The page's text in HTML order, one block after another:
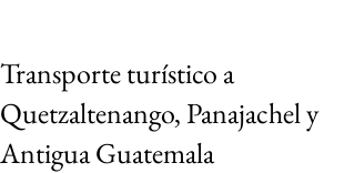
Transporte turístico a
Quetzaltenango, Panajachel y
Antigua Guatemala